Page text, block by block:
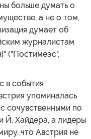
больше думать о
а не о том,
думает об
журналистам
("Постимеэс",
в события
упоминалась
сочувственными по
Й. Хайдера, а лидеры
что Австрия не